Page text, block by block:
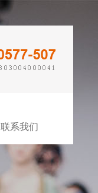
联系我们